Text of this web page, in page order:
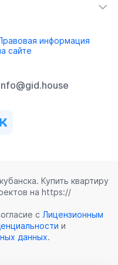
информация
сайте
Купить квартиру
на https://
с Лицензионным
и
данных.